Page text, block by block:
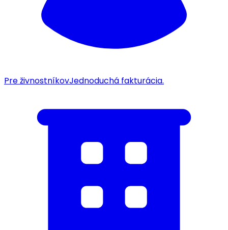
Pre živnostníkovJednoduchá fakturácia.